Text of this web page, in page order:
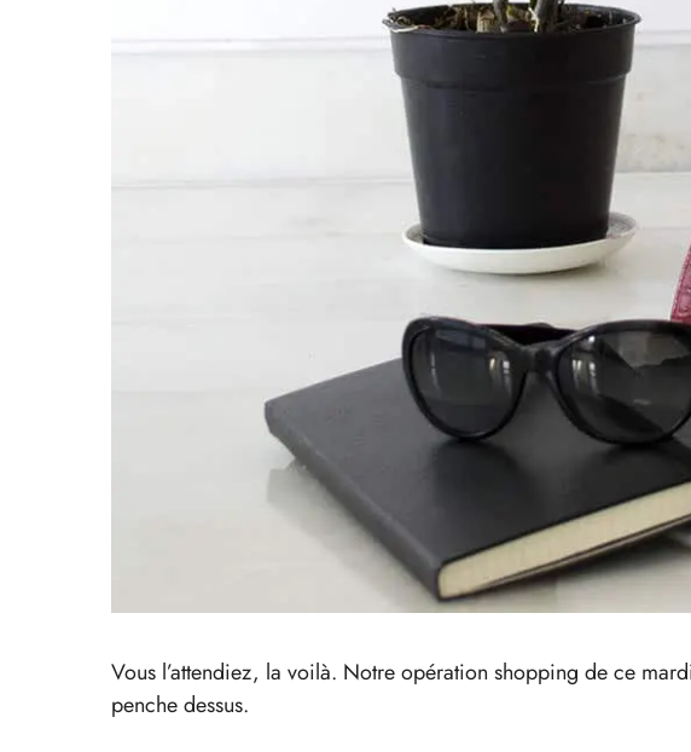
Vous l’attendiez, la voilà. Notre opération shopping de ce
penche dessus.